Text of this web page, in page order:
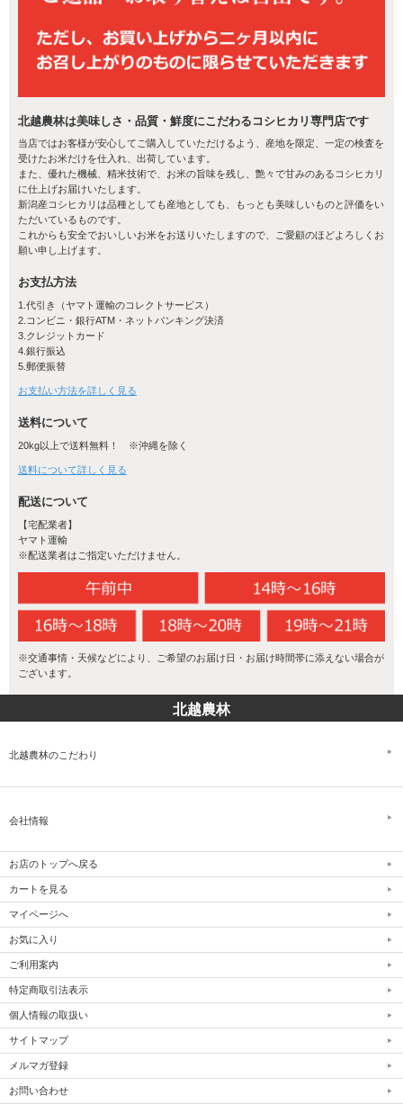
北越農林は美味しさ・品質・鮮度にこだわるコシヒカリ専門店です
当店ではお客様が安心してご購入していただけるよう、産地を限定、一定の検査を
受けたお米だけを仕入れ、出荷しています。
また、優れた機械、精米技術で、お米の旨味を残し、艶々で甘みのあるコシヒカリ
に仕上げお届けいたします。
新潟産コシヒカリは品種としても産地としても、もっとも美味しいものと評価をい
ただいているものです。
これからも安全でおいしいお米をお送りいたしますので、ご愛顧のほどよろしくお
願い申し上げます。
お支払方法
1.代引き（ヤマト運輸のコレクトサービス）
2.コンビニ・銀行ATM・ネットバンキング決済
3.クレジットカード
4.銀行振込
5.郵便振替
お支払い方法を詳しく見る
送料について
20kg以上で送料無料！ ※沖縄を除く
送料について詳しく見る
配送について
【宅配業者】
ヤマト運輸
※配送業者はご指定いただけません。
※交通事情・天候などにより、ご希望のお届け日・お届け時間帯に添えない場合が
ございます。
北越農林
北越農林のこだわり
会社情報
お店のトップへ戻る
カートを見る
マイページへ
お気に入り
ご利用案内
特定商取引法表示
個人情報の取扱い
サイトマップ
メルマガ登録
お問い合わせ